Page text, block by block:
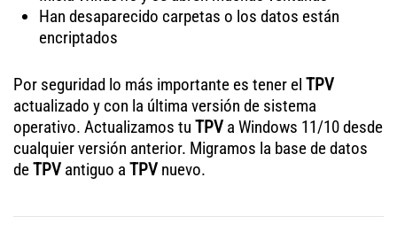
Han desaparecido carpetas o los datos están
encriptados
Por seguridad lo más importante es tener el TPV
actualizado y con la última versión de sistema
operativo. Actualizamos tu TPV a Windows 11/10 desde
cualquier versión anterior. Migramos la base de datos
deTPV antiguo a TPV nuevo.